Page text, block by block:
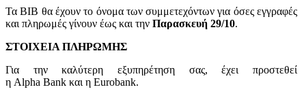
Τα ΒΙΒ θα έχουν το όνομα των συμμετεχόντων για όσες εγγραφές
και πληρωμές γίνουν έως και την Παρασκευή 29/10.
ΣΤΟΙΧΕΙΑ ΠΛΗΡΩΜΗΣ
Για την καλύτερη εξυπηρέτηση σας, έχει προστεθεί
η Alpha Bank και η Eurobank.